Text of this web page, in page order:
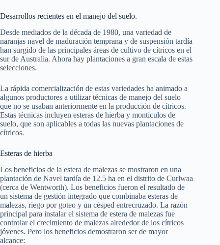
Desarrollos recientes en el manejo del suelo.
Desde mediados de la década de 1980, una variedad de
naranjas navel de maduración temprana y de suspensión tardía
han surgido de las principales áreas de cultivo de cítricos en el
sur de Australia. Ahora hay plantaciones a gran escala de estas
selecciones.
La rápida comercialización de estas variedades ha animado a
algunos productores a utilizar técnicas de manejo del suelo
que no se usaban anteriormente en la producción de cítricos.
Estas técnicas incluyen esteras de hierba y montículos de
suelo, que son aplicables a todas las nuevas plantaciones de
cítricos.
Esteras de hierba
Los beneficios de la estera de malezas se mostraron en una
plantación de Navel tardía de 12.5 ha en el distrito de Curlwaa
(cerca de Wentworth). Los beneficios fueron el resultado de
un sistema de gestión integrado que combinaba esteras de
malezas, riego por goteo y un césped entrecruzado. La razón
principal para instalar el sistema de estera de malezas fue
controlar el crecimiento de malezas alrededor de los cítricos
jóvenes. Pero los beneficios demostraron ser de mayor
alcance: